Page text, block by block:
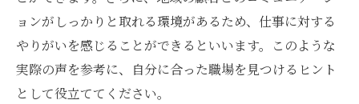
ョンがしっかりと取れる環境があるため、仕事に対する
やりがいを感じることができるといいます。このような
実際の声を参考に、自分に合った職場を見つけるヒント
として役立ててください。